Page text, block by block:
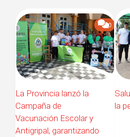
0
La Provincia lanzó la
Campaña de
Vacunación Escolar y
Antigripal, garantizando
la